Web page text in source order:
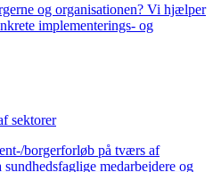
og organisationen? Vi hjælper
implementerings- og
sektorer
borgerforløb på tværs af
medarbejdere og